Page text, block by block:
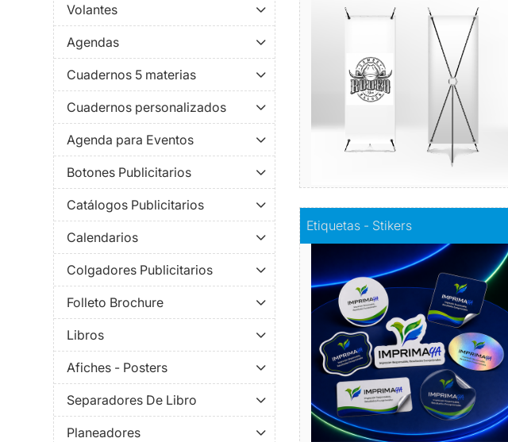
Volantes
Agendas
Cuadernos 5 materias
Cuadernos personalizados
Agenda para Eventos
Botones Publicitarios
Catálogos Publicitarios
Calendarios
Colgadores Publicitarios
Folleto Brochure
Libros
Afiches - Posters
Separadores De Libro
Planeadores
Exhiba su marca o producto con Estilo
y Elegancia
Todo en exhibidores
Comprar
Etiquetas - Stikers
Este elemento es unas muchas veces
para clasificar diferentes unidades en
un conjunto de elementos, que al
mismo tiempo sirven para darles
relevancia especial
Comprar
Comprar